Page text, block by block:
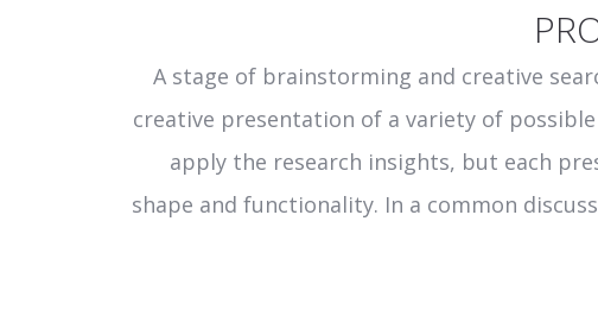
A stage of brainstorming and creative
creative presentation of a variety of
apply the research insights, but each
shape and functionality. In a common